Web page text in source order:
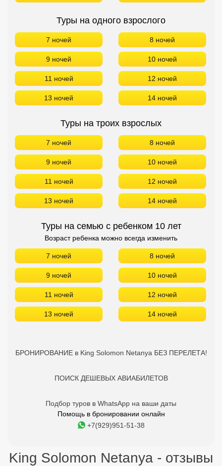
Туры на одного взрослого
7 ночей 8 ночей
9 ночей 10 ночей
11 ночей 12 ночей
13 ночей 14 ночей
Туры на троих взрослых
7 ночей 8 ночей
9 ночей 10 ночей
11 ночей 12 ночей
13 ночей 14 ночей
Туры на семью с ребенком 10 лет
Возраст ребенка можно всегда изменить
7 ночей 8 ночей
9 ночей 10 ночей
11 ночей 12 ночей
13 ночей 14 ночей
БРОНИРОВАНИЕ в King Solomon Netanya БЕЗ ПЕРЕЛЕТА!
ПОИСК ДЕШЕВЫХ АВИАБИЛЕТОВ
Подбор туров в WhatsApp на ваши даты
Помощь в бронировании онлайн
+7(929)951-51-38
King Solomon Netanya - отзывы